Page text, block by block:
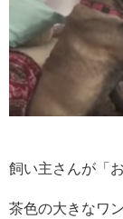
飼い主さんが「
茶色の大きなワ